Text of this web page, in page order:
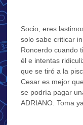
Socio, eres
solo sabe criticar
Roncerdo cuando
él e intentas
que se tiró a la
Cesar es mejor
se podría pagar
ADRIANO. Toma ya.